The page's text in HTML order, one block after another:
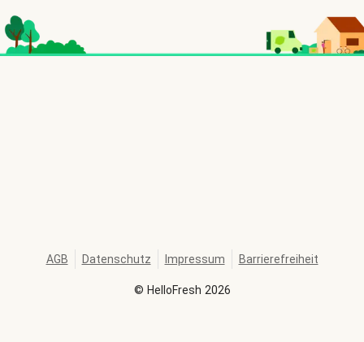
© HelloFresh 2026
AGB Datenschutz Impressum Barrierefreiheit